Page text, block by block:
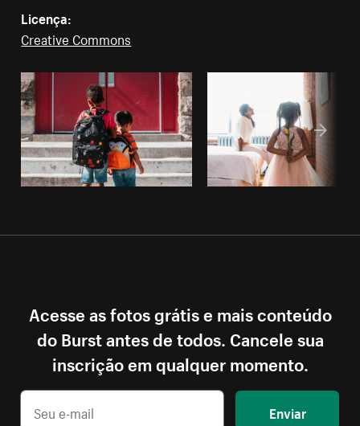
Licença:
Creative Commons
Acesse as fotos grátis e mais conteúdo
do Burst antes de todos. Cancele sua
inscrição em qualquer momento.
Enviar